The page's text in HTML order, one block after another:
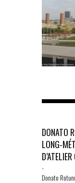
DONATO
LONG-
-
Donato